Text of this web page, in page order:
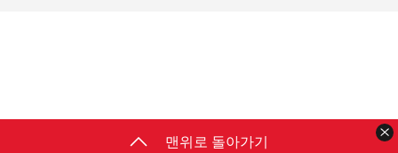
맨위로 돌아가기